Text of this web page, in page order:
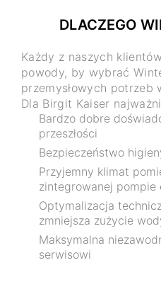
DLACZEGO
Każdy z naszych
powody, by wybrać
przemysłowych potrzeb
Dla Birgit Kaiser
Bardzo dobre
przeszłości
Bezpieczeństwo
Przyjemny klimat
zintegrowanej pompie
Optymalizacja
zmniejsza zużycie
Maksymalna
serwisowi